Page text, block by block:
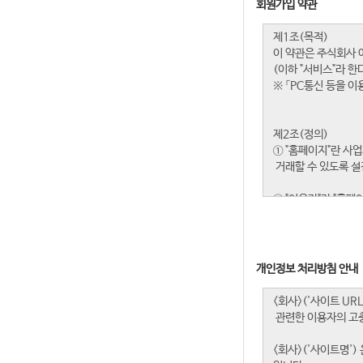
회원가입 약관
개인정보 처리방침 안내